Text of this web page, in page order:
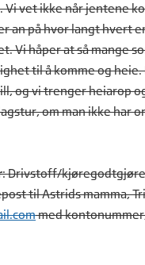
vet ikke når jentene
an på hvor langt hvert
Vi håper at så mange
til å komme og
og vi trenger heiarop
om man ikke har
: Drivstoff/
til Astrids mamma,
med